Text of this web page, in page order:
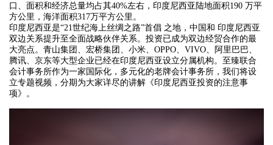
口、面积和经济总量均占其40%左右，印度尼西亚陆地面积190 万平
方公里，海洋面积317万平方公里。
印度尼西亚是“21世纪海上丝绸之路”首倡 之地，中国和 印度尼西亚
双边关系提升至全面战略伙伴关系。投资已成为双边经贸合作的最
大亮点。青山集团、宏桥集团、小米、OPPO、VIVO、阿里巴巴、
腾讯、京东等大型企业已经在印度尼西亚设立分属机构。至臻联合
会计事务所作为一家国际化，多元化的老牌会计事务所，我们将设
立专题视频，分期为大家详尽的讲解《印度尼西亚投资的注意事
项》。